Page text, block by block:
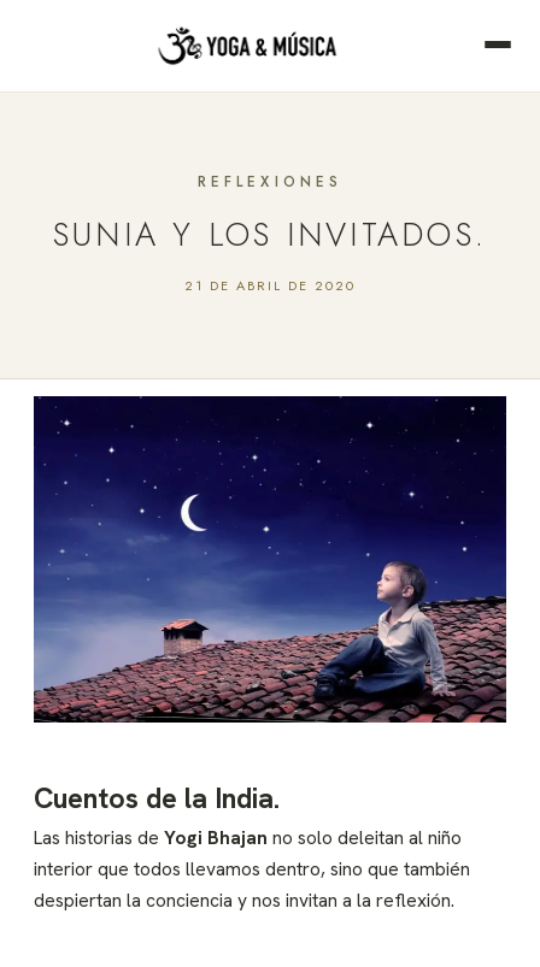
REFLEXIONES
SUNIA Y LOS INVITADOS.
21 DE ABRIL DE 2020
Cuentos de la India.
Las historias de Yogi Bhajan no solo deleitan al niño
interior que todos llevamos dentro, sino que también
despiertan la conciencia y nos invitan a la reflexión.